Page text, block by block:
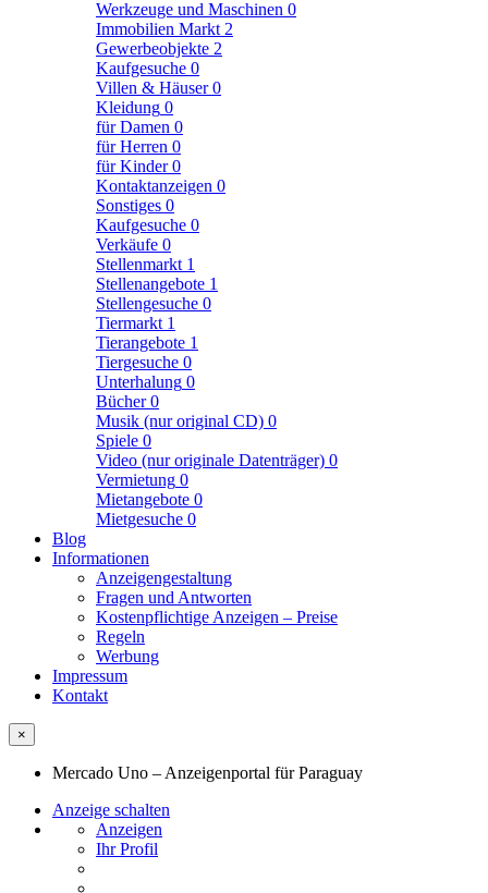
Werkzeuge und Maschinen 0
Immobilien Markt 2
Gewerbeobjekte 2
Kaufgesuche 0
Villen & Häuser0
Kleidung 0
für Damen 0
für Herren 0
für Kinder0
Kontaktanzeigen 0
Sonstiges 0
Kaufgesuche 0
Verkäufe 0
Stellenmarkt 1
Stellenangebote 1
Stellengesuche 0
Tiermarkt 1
Tierangebote 1
Tiergesuche 0
Unterhalung 0
Bücher0
Musik (nur original CD) 0
Spiele 0
Video (nur originale Datenträger) 0
Vermietung 0
Mietangebote 0
Mietgesuche 0
Blog
Informationen
Anzeigengestaltung
Fragen und Antworten
Kostenpflichtige Anzeigen – Preise
Regeln
Werbung
Impressum
Kontakt
×
Mercado Uno – Anzeigenportal für Paraguay
Anzeige schalten
Anzeigen
Ihr Profil